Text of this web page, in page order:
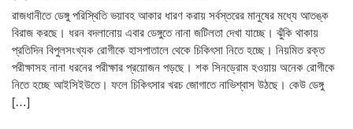
রাজধানীতে ডেঙ্গু পরিস্থিতি ভয়াবহ আকার ধারণ করায় সর্বস্তরের মানুষের মধ্যে আতঙ্ক
বিরাজ করছে। ধরন বদলানোয় এবার ডেঙ্গুতে নানা জটিলতা দেখা যাচ্ছে। ঝুঁকি থাকায়
প্রতিদিন বিপুলসংখ্যক রোগীকে হাসপাতালে থেকে চিকিৎসা নিতে হচ্ছে। নিয়মিত রক্ত
পরীক্ষাসহ নানা ধরনের পরীক্ষার প্রয়োজন পড়ছে। শক সিনড্রোম হওয়ায় অনেক রোগীকে
নিতে হচ্ছে আইসিইউতে। ফলে চিকিৎসার খরচ জোগাতে নাভিশ্বাস উঠছে। কেউ ডেঙ্গু
[…]